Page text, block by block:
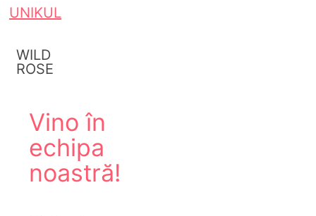
UNIKUL
WILD
ROSE
Vino în
echipa
noastră!